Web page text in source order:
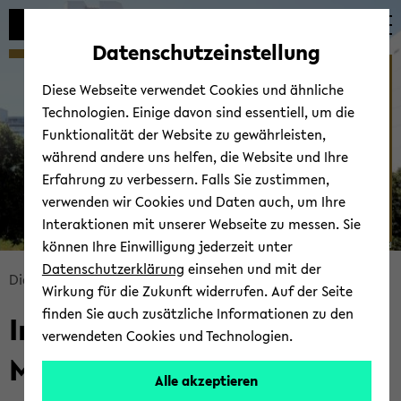
Automatische
vermeiden
zum
wechseln
zum
wechseln
zum
wechseln
Bread­
crumb
über­
sprin­
gen
Di­dak­tik der Ma­the­ma­tik Start­sei­te
Institut für Didaktik der
Mathematik
© Uni­ver­si­tät Bie­le­feld
In­sti­tut für Di­dak­tik der
Ma­the­ma­tik
Datenschutzeinstellung
Diese Webseite verwendet Cookies und ähnliche
Technologien. Einige davon sind essentiell, um die
Funktionalität der Website zu gewährleisten,
während andere uns helfen, die Website und Ihre
Erfahrung zu verbessern. Falls Sie zustimmen,
verwenden wir Cookies und Daten auch, um Ihre
Interaktionen mit unserer Webseite zu messen. Sie
können Ihre Einwilligung jederzeit unter
Datenschutzerklärung einsehen und mit der
Wirkung für die Zukunft widerrufen. Auf der Seite
finden Sie auch zusätzliche Informationen zu den
verwendeten Cookies und Technologien.
Alle akzeptieren